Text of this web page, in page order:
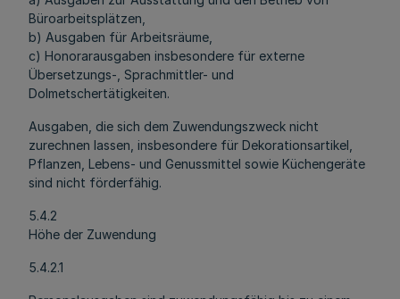
Büroarbeitsplätzen,
b) Ausgaben für Arbeitsräume,
c) Honorarausgaben insbesondere für externe
Übersetzungs-, Sprachmittler- und
Dolmetschertätigkeiten.
Ausgaben, die sich dem Zuwendungszweck nicht
zurechnen lassen, insbesondere für Dekorationsartikel,
Pflanzen, Lebens- und Genussmittel sowie Küchengeräte
sind nicht förderfähig.
5.4.2
Höhe der Zuwendung
5.4.2.1